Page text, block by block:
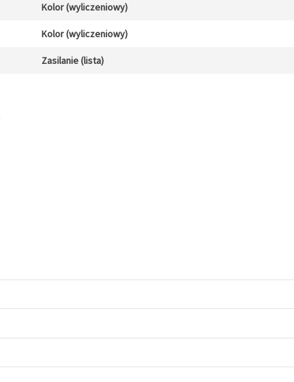
Kolor (wyliczeniowy)
Kolor (wyliczeniowy)
Zasilanie (lista)